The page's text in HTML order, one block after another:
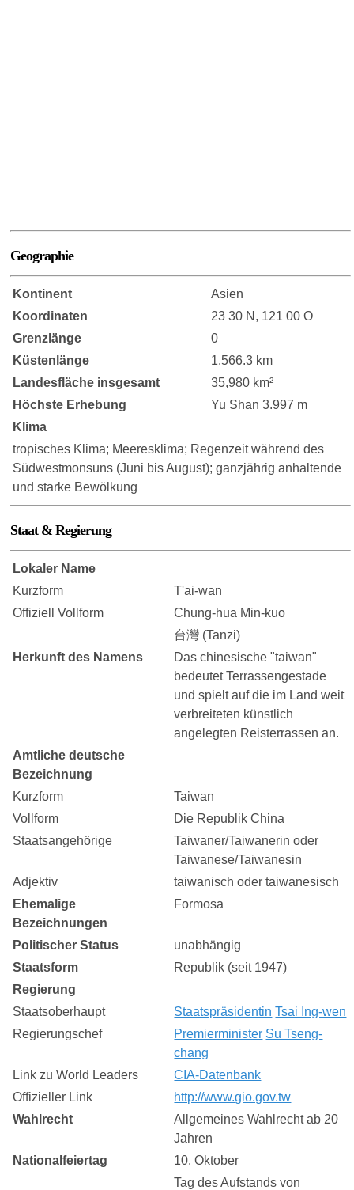
Geographie
Kontinent
Asien
Koordinaten
23 30 N, 121 00 O
Grenzlänge
0
Küstenlänge
1.566.3 km
Landesfläche insgesamt
35,980 km²
Höchste Erhebung
Yu Shan 3.997 m
Klima
tropisches Klima; Meeresklima; Regenzeit während des
Südwestmonsuns (Juni bis August); ganzjährig anhaltende
und starke Bewölkung
Staat & Regierung
Lokaler Name
Kurzform
T'ai-wan
Offiziell Vollform
Chung-hua Min-kuo
台灣 (Tanzi)
Herkunft des Namens
Das chinesische "taiwan"
bedeutet Terrassengestade
und spielt auf die im Land weit
verbreiteten künstlich
angelegten Reisterrassen an.
Amtliche deutsche
Bezeichnung
Kurzform
Taiwan
Vollform
Die Republik China
Staatsangehörige
Taiwaner/Taiwanerin oder
Taiwanese/Taiwanesin
Adjektiv
taiwanisch oder taiwanesisch
Ehemalige
Bezeichnungen
Formosa
Politischer Status
unabhängig
Staatsform
Republik (seit 1947)
Regierung
Staatsoberhaupt
Staatspräsidentin Tsai Ing-wen
Regierungschef
Premierminister Su Tseng-
chang
Link zu World Leaders
CIA-Datenbank
Offizieller Link
http://www.gio.gov.tw
Wahlrecht
Allgemeines Wahlrecht ab 20
Jahren
Nationalfeiertag
10. Oktober
Tag des Aufstands von